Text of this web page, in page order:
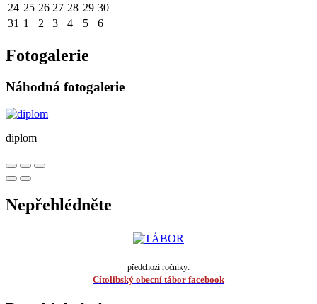
24 25 26 27 28 29 30
31 1 2 3 4 5 6
Fotogalerie
Náhodná fotogalerie
diplom
Nepřehlédněte
předchozí ročníky:
Cítolibský obecní tábor facebook